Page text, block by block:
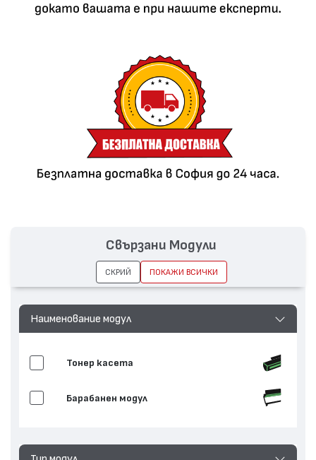
Наименование модул
Тонер касета
Барабанен модул
Свързани Модули
СКРИЙ ПОКАЖИ ВСИЧКИ